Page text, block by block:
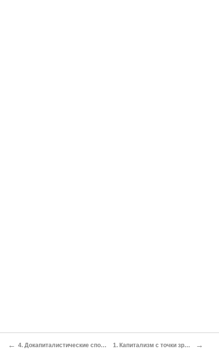
← 4. Докапиталистические способы производства и общественно-экономические формации 1. Капитализм с точки зрения концепции трех типов собственности и управления →